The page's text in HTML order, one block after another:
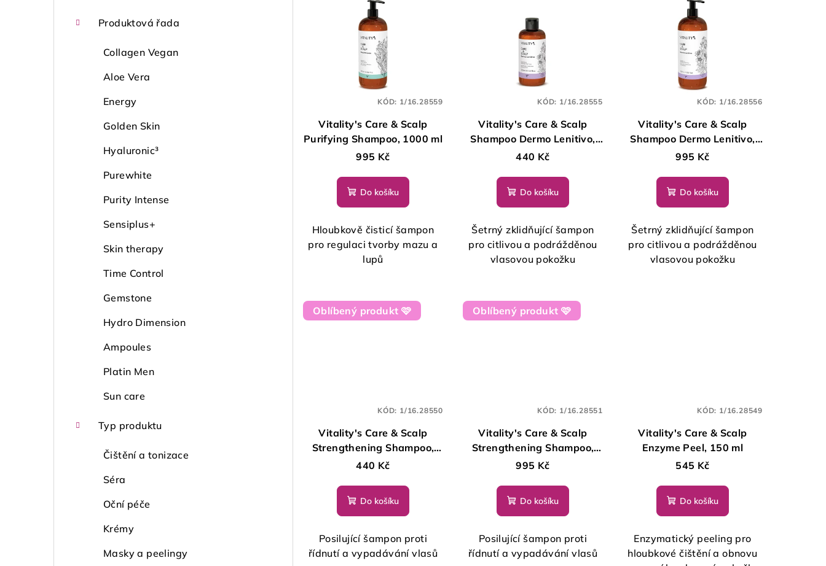
Produktová řada
Collagen Vegan
Aloe Vera
Energy
Golden Skin
Hyaluronic³
Purewhite
Purity Intense
Sensiplus+
Skin therapy
Time Control
Gemstone
Hydro Dimension
Ampoules
Platin Men
Sun care
Typ produktu
Čištění a tonizace
Séra
Oční péče
Krémy
Masky a peelingy
Vitality's Care & Scalp
Purifying Shampoo, 1000 ml
995 Kč
Do košíku
Hloubkově čisticí šampon
pro regulaci tvorby mazu a
lupů
KÓD: 1/16.28559
Vitality's Care & Scalp
Shampoo Dermo Lenitivo,
250 ml
440 Kč
Do košíku
Šetrný zklidňující šampon
pro citlivou a podrážděnou
vlasovou pokožku
KÓD: 1/16.28555
Vitality's Care & Scalp
Shampoo Dermo Lenitivo,
1000 ml
995 Kč
Do košíku
Šetrný zklidňující šampon
pro citlivou a podrážděnou
vlasovou pokožku
KÓD: 1/16.28556
Oblíbený produkt 🩷
Vitality's Care & Scalp
Strengthening Shampoo,
250 ml
440 Kč
Do košíku
Posilující šampon proti
řídnutí a vypadávání vlasů
KÓD: 1/16.28550
Oblíbený produkt 🩷
Vitality's Care & Scalp
Strengthening Shampoo,
1000 ml
995 Kč
Do košíku
Posilující šampon proti
řídnutí a vypadávání vlasů
KÓD: 1/16.28551
Vitality's Care & Scalp
Enzyme Peel, 150 ml
545 Kč
Do košíku
Enzymatický peeling pro
hloubkové čištění a obnovu
KÓD: 1/16.28549